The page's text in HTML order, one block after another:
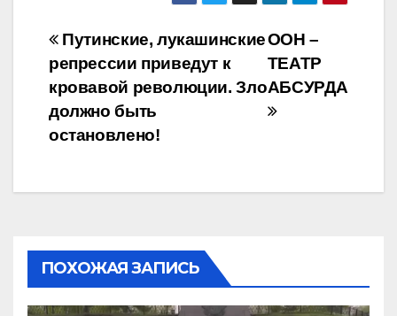
Навигация
по
записям
ООН –
ТЕАТР
АБСУРДА
Путинские, лукашинские
репрессии приведут к
кровавой революции. Зло
должно быть
остановлено!
ПОХОЖАЯ ЗАПИСЬ